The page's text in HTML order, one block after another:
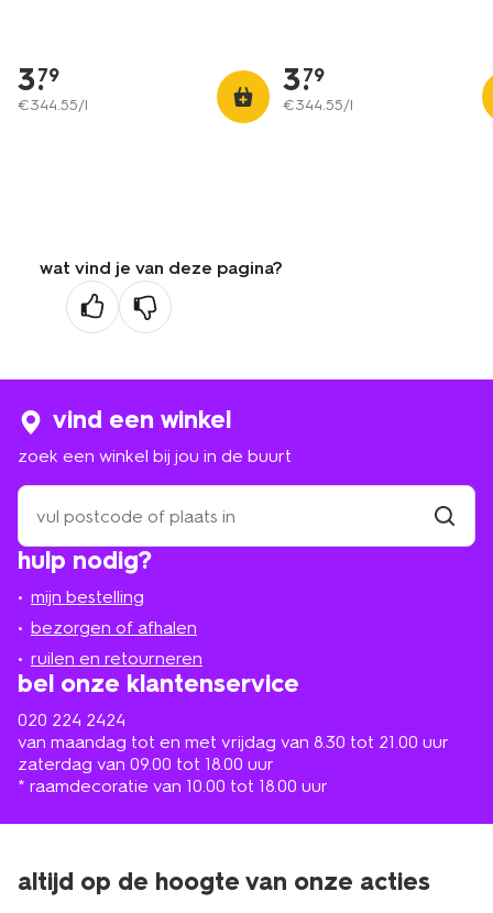
3.
79
€344.55/l
3.
79
€344.55/l
wat vind je van deze pagina?
hulp nodig?
mijn bestelling
bezorgen of afhalen
ruilen en retourneren
bel onze klantenservice
020 224 2424
van maandag tot en met vrijdag van 8.30 tot 21.00 uur
zaterdag van 09.00 tot 18.00 uur
* raamdecoratie van 10.00 tot 18.00 uur
vind een winkel
zoek een winkel bij jou in de buurt
zoek
een
winkel
bij
in
de
buurt
altijd op de hoogte van onze acties